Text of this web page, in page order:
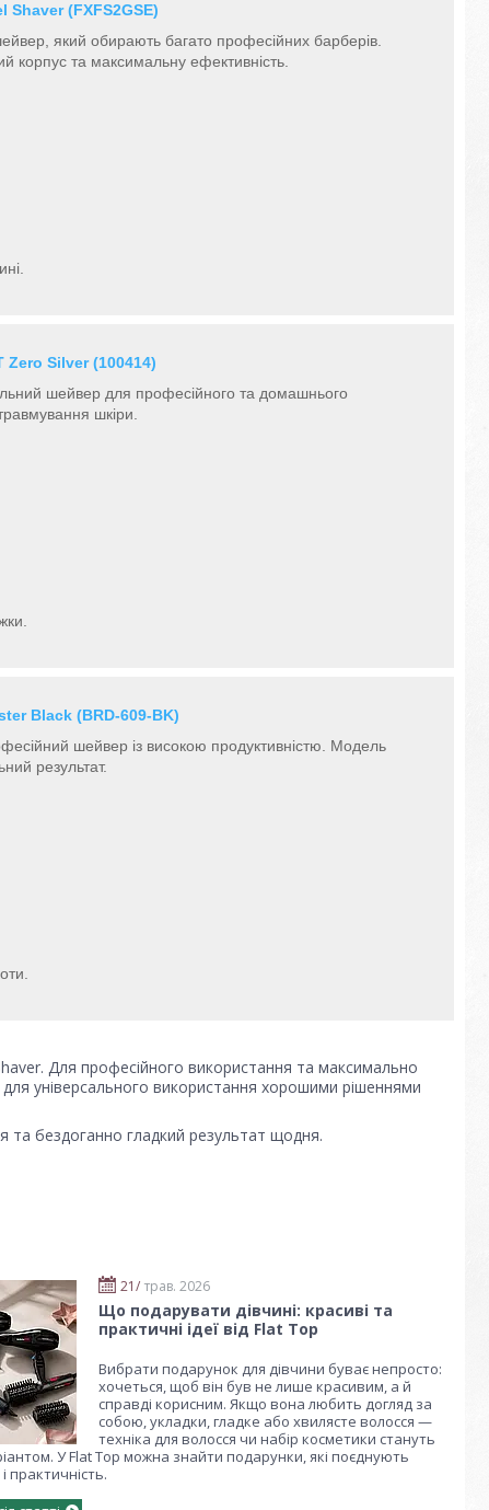
(FXFS2GSE)
який обирають багато професійних барберів.
корпус та максимальну ефективність.
Silver (100414)
шейвер для професійного та домашнього
шкіри.
Black (BRD-609-BK)
шейвер із високою продуктивністю. Модель
результат.
Для професійного використання та максимально
універсального використання хорошими рішеннями
та бездоганно гладкий результат щодня.
21/ трав. 2026
Що подарувати дівчині: красиві та
практичні ідеї від Flat Top
Вибрати подарунок для дівчини буває непросто:
хочеться, щоб він був не лише красивим, а й
справді корисним. Якщо вона любить догляд за
собою, укладки, гладке або хвилясте волосся —
техніка для волосся чи набір косметики стануть
У Flat Top можна знайти подарунки, які поєднують
практичність.